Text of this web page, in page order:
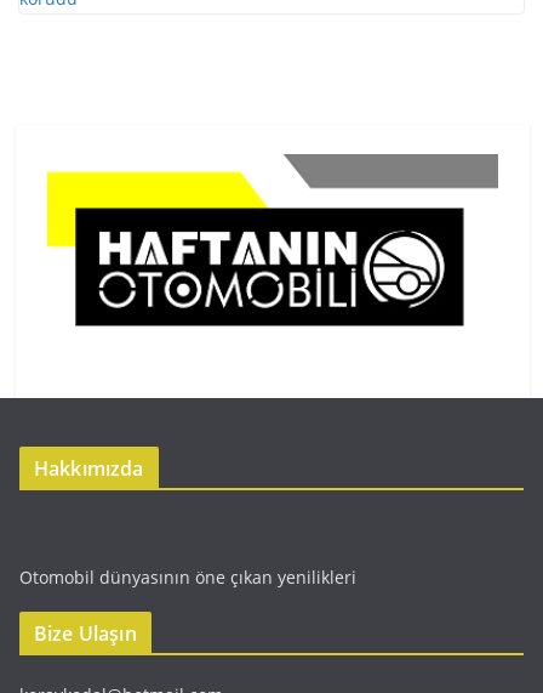
Hakkımızda
Otomobil dünyasının öne çıkan yenilikleri
Bize Ulaşın